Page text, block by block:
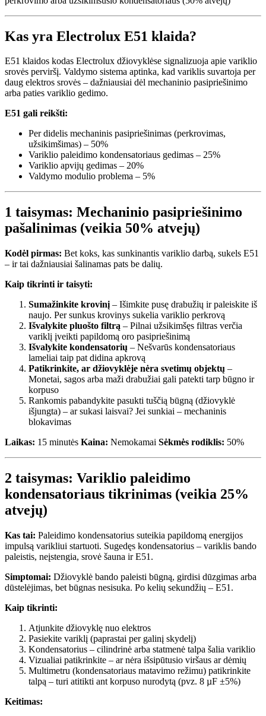
Kas yra Electrolux E51 klaida?
E51 klaidos kodas Electrolux džiovyklėse signalizuoja apie variklio
srovės perviršį. Valdymo sistema aptinka, kad variklis suvartoja per
daug elektros srovės – dažniausiai dėl mechaninio pasipriešinimo
arba paties variklio gedimo.
E51 gali reikšti:
Per didelis mechaninis pasipriešinimas (perkrovimas,
užsikimšimas) – 50%
Variklio paleidimo kondensatoriaus gedimas – 25%
Variklio apvijų gedimas – 20%
Valdymo modulio problema – 5%
1 taisymas: Mechaninio pasipriešinimo
pašalinimas (veikia 50% atvejų)
Kodėl pirmas: Bet koks, kas sunkinantis variklio darbą, sukels E51
– ir tai dažniausiai šalinamas pats be dalių.
Kaip tikrinti ir taisyti:
Sumažinkite krovinį – Išimkite pusę drabužių ir paleiskite iš
naujo. Per sunkus krovinys sukelia variklio perkrovą
Išvalykite pluošto filtrą – Pilnai užsikimšęs filtras verčia
variklį įveikti papildomą oro pasipriešinimą
Išvalykite kondensatorių – Nešvarūs kondensatoriaus
lameliai taip pat didina apkrovą
Patikrinkite, ar džiovyklėje nėra svetimų objektų –
Monetai, sagos arba maži drabužiai gali patekti tarp būgno ir
korpuso
Rankomis pabandykite pasukti tuščią būgną (džiovyklė
išjungta) – ar sukasi laisvai? Jei sunkiai – mechaninis
blokavimas
Laikas: 15 minutės Kaina: Nemokamai Sėkmės rodiklis: 50%
2 taisymas: Variklio paleidimo
kondensatoriaus tikrinimas (veikia 25%
atvejų)
Kas tai: Paleidimo kondensatorius suteikia papildomą energijos
impulsą varikliui startuoti. Sugedęs kondensatorius – variklis bando
paleistis, neįstengia, srovė šauna ir E51.
Simptomai: Džiovyklė bando paleisti būgną, girdisi dūzgimas arba
dūstelėjimas, bet būgnas nesisuka. Po kelių sekundžių – E51.
Kaip tikrinti:
Atjunkite džiovyklę nuo elektros
Pasiekite variklį (paprastai per galinį skydelį)
Kondensatorius – cilindrinė arba statmenė talpa šalia variklio
Vizualiai patikrinkite – ar nėra išsipūtusio viršaus ar dėmių
Multimetru (kondensatoriaus matavimo režimu) patikrinkite
talpą – turi atitikti ant korpuso nurodytą (pvz. 8 µF ±5%)
Keitimas: